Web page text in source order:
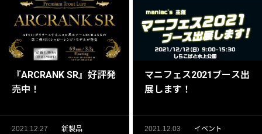
『ARCRANK SR』好評発
売中！
2021.12.27 新製品
マニフェス2021ブース出
展します！
2021.12.03 イベント